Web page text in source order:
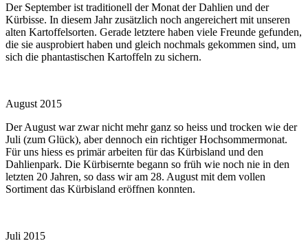
Der September ist traditionell der Monat der Dahlien und der
Kürbisse. In diesem Jahr zusätzlich noch angereichert mit unseren
alten Kartoffelsorten. Gerade letztere haben viele Freunde gefunden,
die sie ausprobiert haben und gleich nochmals gekommen sind, um
sich die phantastischen Kartoffeln zu sichern.
August 2015
Der August war zwar nicht mehr ganz so heiss und trocken wie der
Juli (zum Glück), aber dennoch ein richtiger Hochsommermonat.
Für uns hiess es primär arbeiten für das Kürbisland und den
Dahlienpark. Die Kürbisernte begann so früh wie noch nie in den
letzten 20 Jahren, so dass wir am 28. August mit dem vollen
Sortiment das Kürbisland eröffnen konnten.
Juli 2015